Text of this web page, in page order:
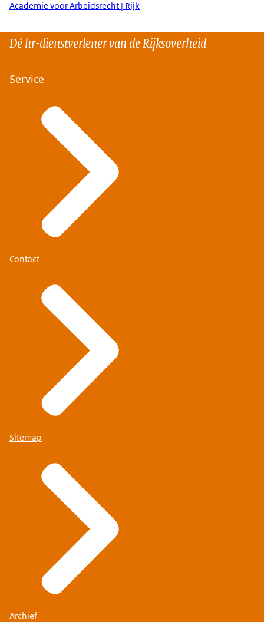
Academie voor Arbeidsrecht | Rijk
Dé hr-dienstverlener van de Rijksoverheid
Service
Contact
Sitemap
Archief